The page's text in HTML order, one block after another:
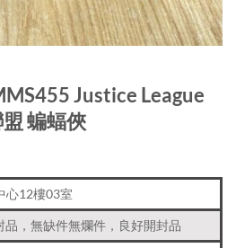
Justice League
蝙蝠俠
心12樓03室
品，無缺件無爛件，良好開封品